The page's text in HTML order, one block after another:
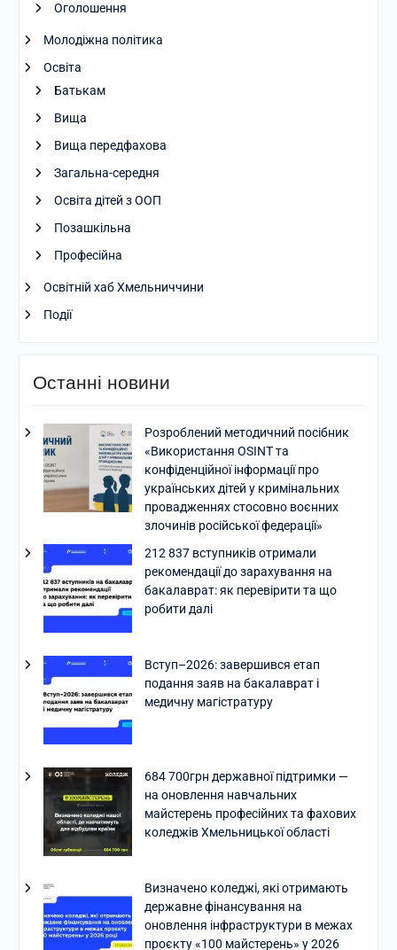
Оголошення
Молодіжна політика
Освіта
Батькам
Вища
Вища передфахова
Загальна-середня
Освіта дітей з ООП
Позашкільна
Професійна
Освітній хаб Хмельниччини
Події
Останні новини
Розроблений методичний посібник
«Використання OSINT та
конфіденційної інформації про
українських дітей у кримінальних
провадженнях стосовно воєнних
злочинів російської федерації»
212 837 вступників отримали
рекомендації до зарахування на
бакалаврат: як перевірити та що
робити далі
Вступ–2026: завершився етап
подання заяв на бакалаврат і
медичну магістратуру
684 700грн державної підтримки —
на оновлення навчальних
майстерень професійних та фахових
коледжів Хмельницької області
Визначено коледжі, які отримають
державне фінансування на
оновлення інфраструктури в межах
проєкту «100 майстерень» у 2026